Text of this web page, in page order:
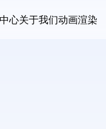
心关于我们动画渲染